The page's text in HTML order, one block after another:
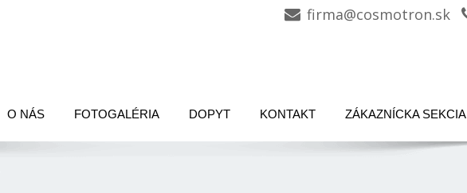
firma@cosmotron.sk
O NÁS FOTOGALÉRIA DOPYT KONTAKT ZÁKAZNÍCKA SEKCIA